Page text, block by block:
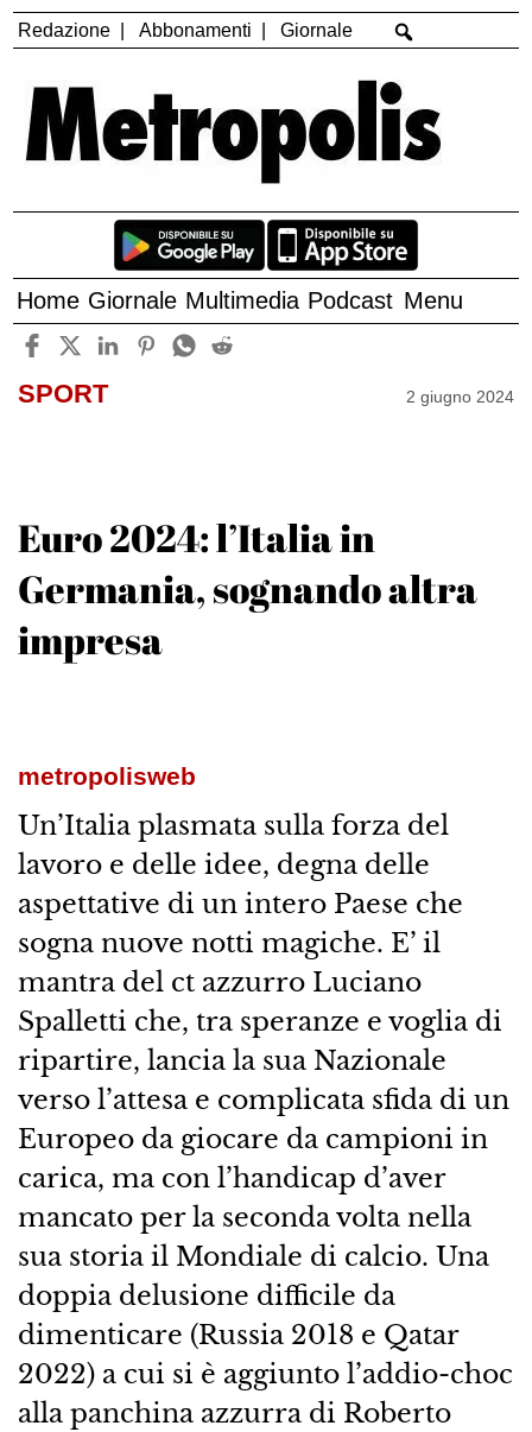
Redazione Abbonamenti Giornale
Home Giornale Multimedia Podcast Menu
SPORT 2 giugno 2024
Euro 2024: l’Italia in
Germania, sognando altra
impresa
metropolisweb
Un’Italia plasmata sulla forza del
lavoro e delle idee, degna delle
aspettative di un intero Paese che
sogna nuove notti magiche. E’ il
mantra del ct azzurro Luciano
Spalletti che, tra speranze e voglia di
ripartire, lancia la sua Nazionale
verso l’attesa e complicata sfida di un
Europeo da giocare da campioni in
carica, ma con l’handicap d’aver
mancato per la seconda volta nella
sua storia il Mondiale di calcio. Una
doppia delusione difficile da
dimenticare (Russia 2018 e Qatar
2022) a cui si è aggiunto l’addio-choc
alla panchina azzurra di Roberto